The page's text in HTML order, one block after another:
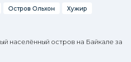
Остров Ольхон
Хужир
населённый остров на Байкале за